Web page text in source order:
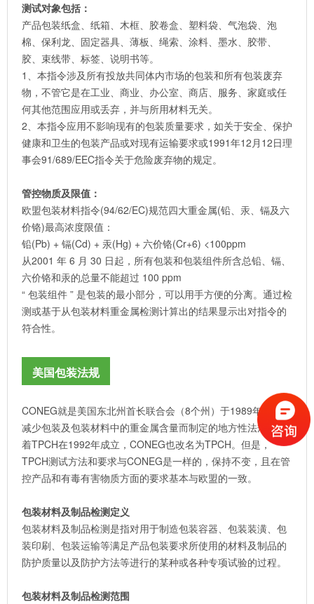
测试对象包括：
产品包装纸盒、纸箱、木框、胶卷盒、塑料袋、气泡袋、泡
棉、保利龙、固定器具、薄板、绳索、涂料、墨水、胶带、
胶、束线带、标签、说明书等。
1、本指令涉及所有投放共同体内市场的包装和所有包装废弃
物，不管它是在工业、商业、办公室、商店、服务、家庭或任
何其他范围应用或丢弃，并与所用材料无关。
2、本指令应用不影响现有的包装质量要求，如关于安全、保护
健康和卫生的包装产品或对现有运输要求或1991年12月12日理
事会91/689/EEC指令关于危险废弃物的规定。
管控物质及限值：
欧盟包装材料指令(94/62/EC)规范四大重金属(铅、汞、镉及六
价铬)最高浓度限值：
铅(Pb) + 镉(Cd) + 汞(Hg) + 六价铬(Cr+6) <100ppm
从2001 年 6 月 30 日起，所有包装和包装组件所含总铅、镉、
六价铬和汞的总量不能超过 100 ppm
“ 包装组件 ” 是包装的最小部分，可以用手方便的分离。通过检
测或基于从包装材料重金属检测计算出的结果显示出对指令的
符合性。
美国包装法规
CONEG就是美国东北州首长联合会（8个州）于1989年成立为
减少包装及包装材料中的重金属含量而制定的地方性法规。随
着TPCH在1992年成立，CONEG也改名为TPCH。但是，
TPCH测试方法和要求与CONEG是一样的，保持不变，且在管
控产品和有毒有害物质方面的要求基本与欧盟的一致。
包装材料及制品检测定义
包装材料及制品检测是指对用于制造包装容器、包装装潢、包
装印刷、包装运输等满足产品包装要求所使用的材料及制品的
防护质量以及防护方法等进行的某种或各种专项试验的过程。
包装材料及制品检测范围